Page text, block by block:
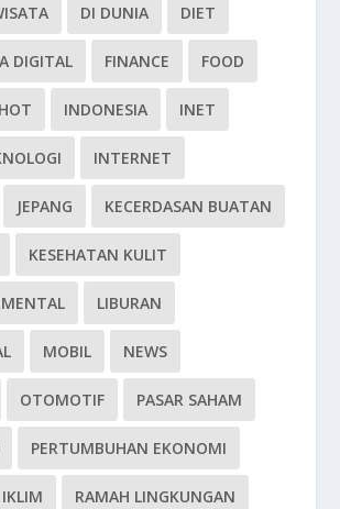
DI DUNIA DIET
DIGITAL FINANCE FOOD
HOT INDONESIA INET
INTERNET
JEPANG KECERDASAN BUATAN
KESEHATAN KULIT
LIBURAN
MOBIL NEWS
OTOMOTIF PASAR SAHAM
PERTUMBUHAN EKONOMI
RAMAH LINGKUNGAN